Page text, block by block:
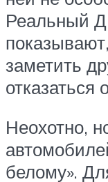
Реальный
заметить
отказаться
Неохотно,
белому».